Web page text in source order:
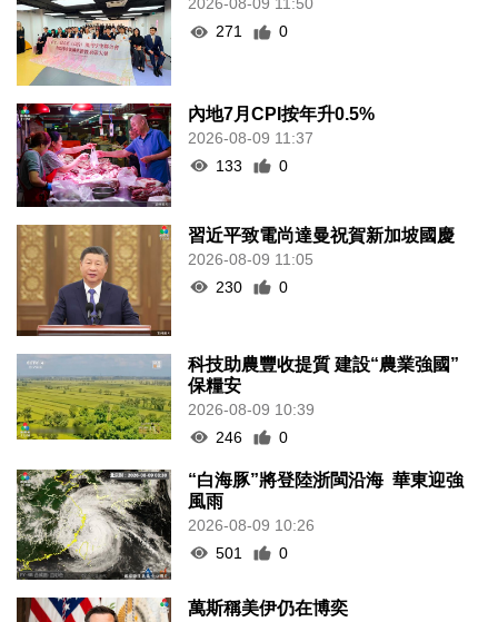
2026-08-09 11:50
271
0
內地7月CPI按年升0.5%
2026-08-09 11:37
133
0
習近平致電尚達曼祝賀新加坡國慶
2026-08-09 11:05
230
0
科技助農豐收提質 建設“農業強國”
保糧安
2026-08-09 10:39
246
0
“白海豚”將登陸浙閩沿海 華東迎強
風雨
2026-08-09 10:26
501
0
萬斯稱美伊仍在博奕